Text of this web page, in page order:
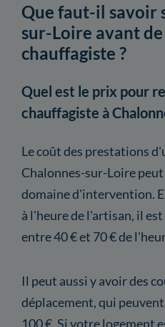
Que faut-il savoir
sur-Loire avant
chauffagiste ?
Quel est le prix pour
chauffagiste à
Le coût des prestations
Chalonnes-sur-Loire
domaine d'intervention.
à l'heure de l'artisan, il
entre 40 € et 70 € de
Il peut aussi y avoir des
déplacement, qui
100 €. Si votre logement